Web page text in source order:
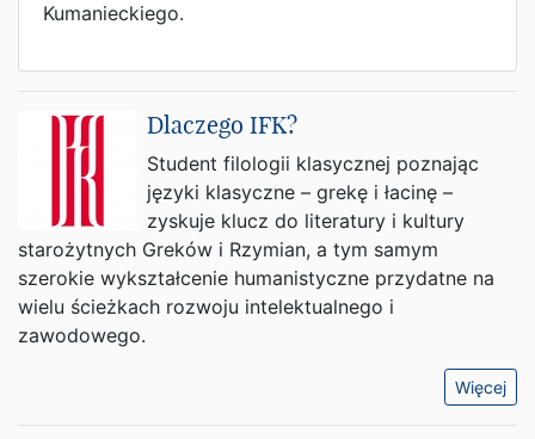
Kumanieckiego.
Dlaczego IFK?
Student filologii klasycznej poznając
języki klasyczne – grekę i łacinę –
zyskuje klucz do literatury i kultury
starożytnych Greków i Rzymian, a tym samym
szerokie wykształcenie humanistyczne przydatne na
wielu ścieżkach rozwoju intelektualnego i
zawodowego.
Więcej